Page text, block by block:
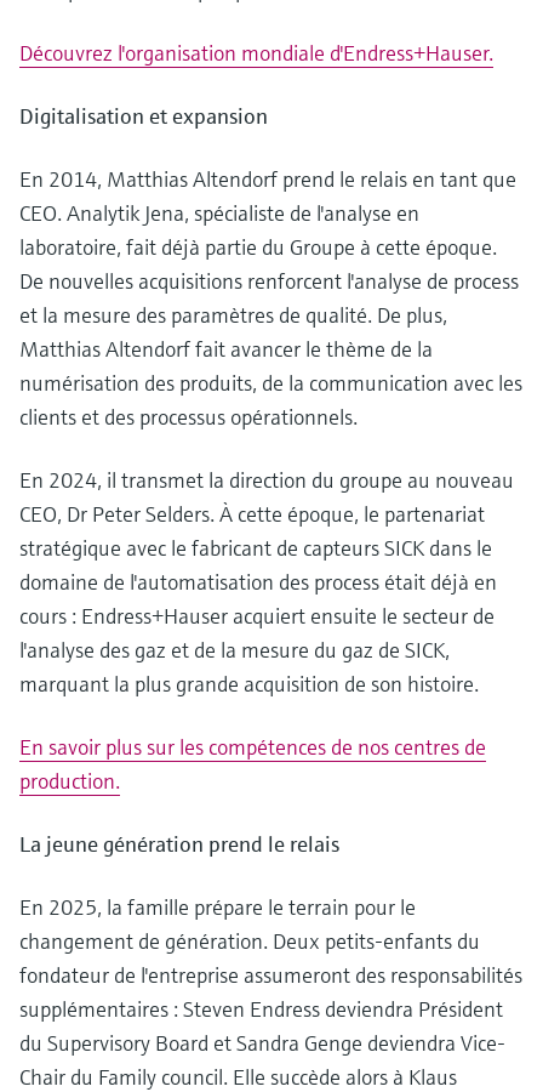
Découvrez l'organisation mondiale d'Endress+Hauser.
Digitalisation et expansion
En 2014, Matthias Altendorf prend le relais en tant que
CEO. Analytik Jena, spécialiste de l'analyse en
laboratoire, fait déjà partie du Groupe à cette époque.
De nouvelles acquisitions renforcent l'analyse de process
et la mesure des paramètres de qualité. De plus,
Matthias Altendorf fait avancer le thème de la
numérisation des produits, de la communication avec les
clients et des processus opérationnels.
En 2024, il transmet la direction du groupe au nouveau
CEO, Dr Peter Selders. À cette époque, le partenariat
stratégique avec le fabricant de capteurs SICK dans le
domaine de l'automatisation des process était déjà en
cours : Endress+Hauser acquiert ensuite le secteur de
l'analyse des gaz et de la mesure du gaz de SICK,
marquant la plus grande acquisition de son histoire.
En savoir plus sur les compétences de nos centres de
production.
La jeune génération prend le relais
En 2025, la famille prépare le terrain pour le
changement de génération. Deux petits-enfants du
fondateur de l'entreprise assumeront des responsabilités
supplémentaires : Steven Endress deviendra Président
du Supervisory Board et Sandra Genge deviendra Vice-
Chair du Family council. Elle succède alors à Klaus